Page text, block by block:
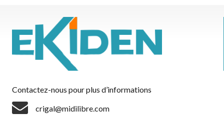
Contactez-nous pour plus d’informations
crigal@midilibre.com